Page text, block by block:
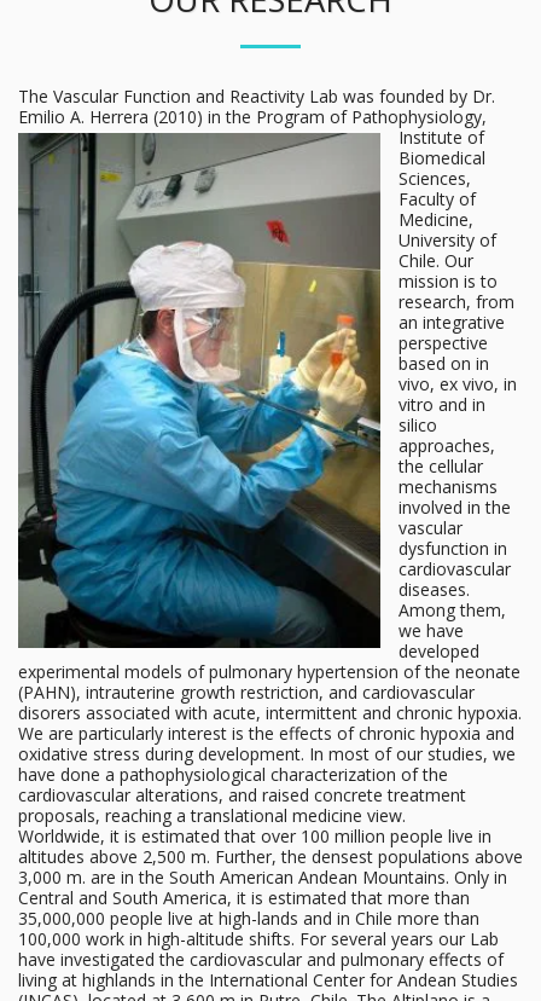
The Vascular Function and Reactivity Lab was founded by Dr.
Emilio A. Herrera (2010) in the Program of Pathophysiology,
Institute of
Biomedical
Sciences,
Faculty of
Medicine,
University of
Chile. Our
mission is to
research, from
an integrative
perspective
based on in
vivo, ex vivo, in
vitro and in
silico
approaches,
the cellular
mechanisms
involved in the
vascular
dysfunction in
cardiovascular
diseases.
Among them,
we have
developed
experimental models of pulmonary hypertension of the neonate
(PAHN), intrauterine growth restriction, and cardiovascular
disorers associated with acute, intermittent and chronic hypoxia.
We are particularly interest is the effects of chronic hypoxia and
oxidative stress during development. In most of our studies, we
have done a pathophysiological characterization of the
cardiovascular alterations, and raised concrete treatment
proposals, reaching a translational medicine view.
Worldwide, it is estimated that over 100 million people live in
altitudes above 2,500 m. Further, the densest populations above
3,000 m. are in the South American Andean Mountains. Only in
Central and South America, it is estimated that more than
35,000,000 people live at high-lands and in Chile more than
100,000 work in high-altitude shifts. For several years our Lab
have investigated the cardiovascular and pulmonary effects of
living at highlands in the International Center for Andean Studies